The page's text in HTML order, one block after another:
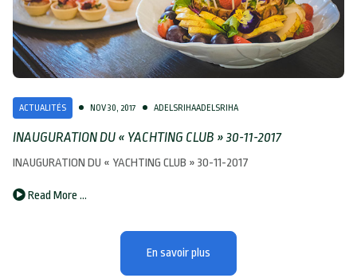
ACTUALITÉS NOV 30, 2017 ADELSRIHAADELSRIHA
INAUGURATION DU « YACHTING CLUB » 30-11-2017
INAUGURATION DU « YACHTING CLUB » 30-11-2017
Read More …
En savoir plus